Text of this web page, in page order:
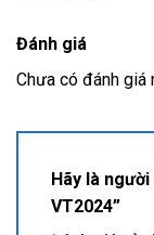
Đánh giá
Chưa có đánh giá
Hãy là
VT2024”